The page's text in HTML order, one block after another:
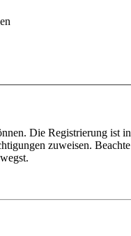
Die Registrierung
zuweisen.